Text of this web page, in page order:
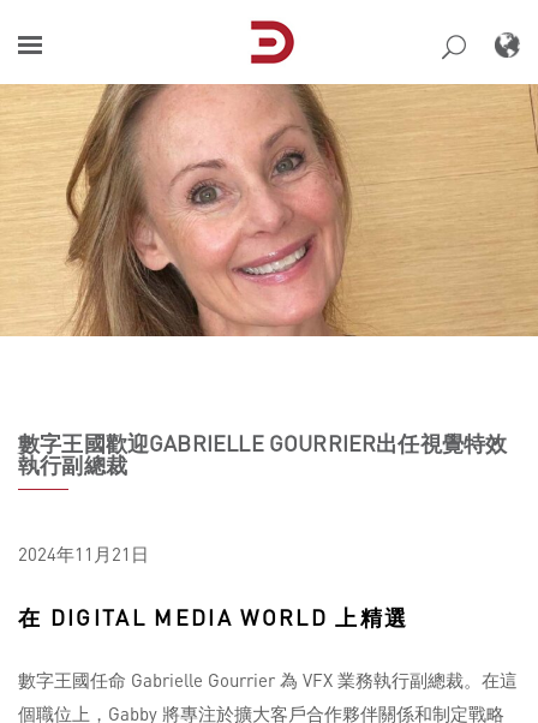
content
數字王國歡迎GABRIELLE GOURRIER出任視覺特效
執行副總裁
2024年11月21日
在 DIGITAL MEDIA WORLD 上精選
數字王國任命 Gabrielle Gourrier 為 VFX 業務執行副總裁。在這
個職位上，Gabby 將專注於擴大客戶合作夥伴關係和制定戰略